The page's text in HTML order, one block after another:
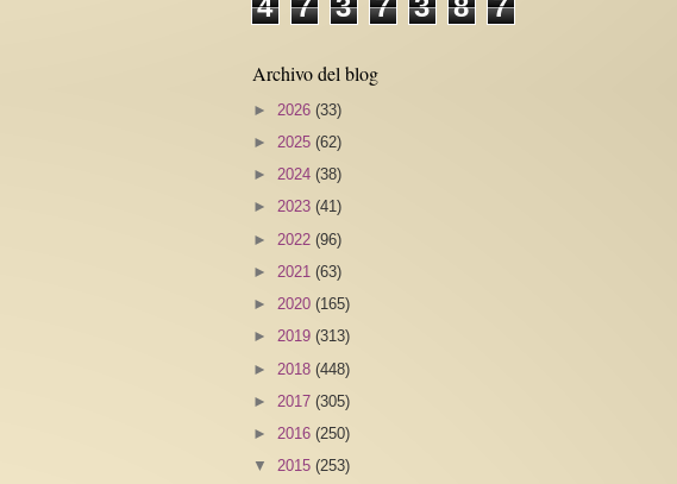
4 7 3 7 3 8 7
Archivo del blog
► 2026 (33)
► 2025 (62)
► 2024 (38)
► 2023 (41)
► 2022 (96)
► 2021 (63)
► 2020 (165)
► 2019 (313)
► 2018 (448)
► 2017 (305)
► 2016 (250)
▼ 2015 (253)